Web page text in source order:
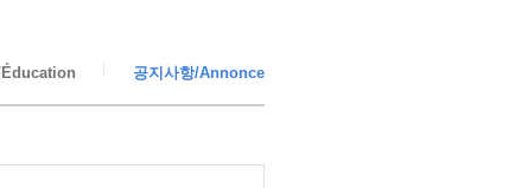
Éducation 공지사항/Annonce